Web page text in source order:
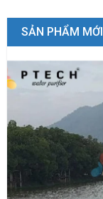
SẢN PHẨM MỚI